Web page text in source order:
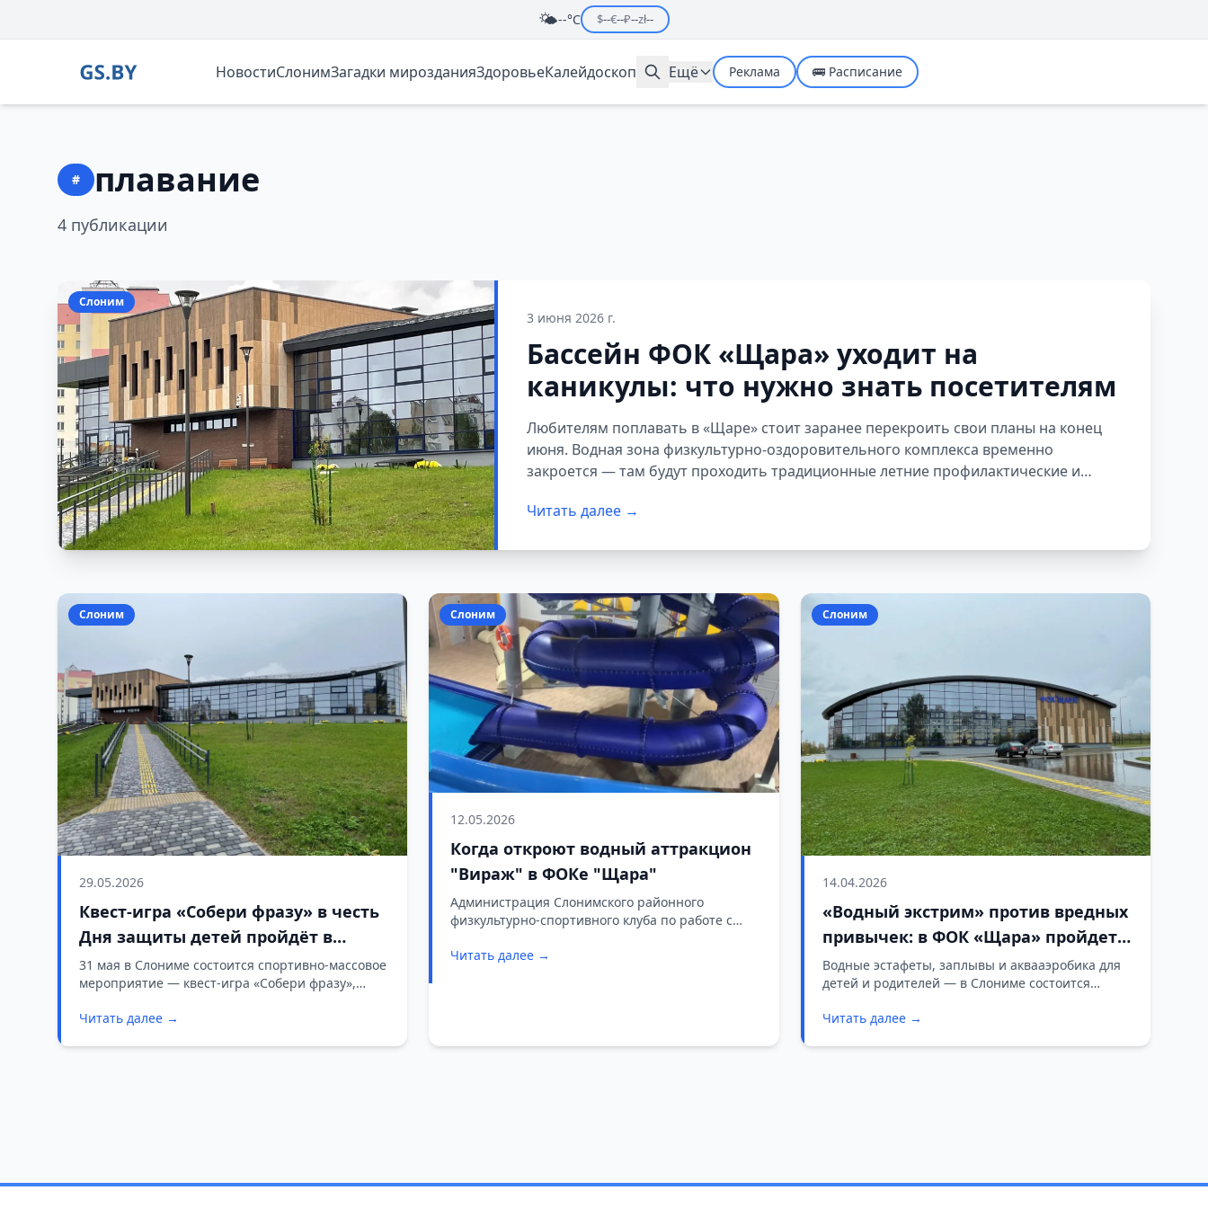
🌤️--°C $--€--₽--zł--
НовостиСлонимЗагадки мирозданияЗдоровьеКалейдоскоп Ещё Реклама 🚌 Расписание
# плавание
4 публикации
Слоним
3 июня 2026 г.
Бассейн ФОК «Щара» уходит на
каникулы: что нужно знать посетителям
Любителям поплавать в «Щаре» стоит заранее перекроить свои планы на конец
июня. Водная зона физкультурно-оздоровительного комплекса временно
закроется — там будут проходить традиционные летние профилактические и
Читать далее →
Слоним
29.05.2026
Квест-игра «Собери фразу» в честь
Дня защиты детей пройдёт в
Слониме
31 мая в Слониме состоится спортивно-массовое
мероприятие — квест-игра «Собери фразу»,
детей. Организаторы приглашают юных
Читать далее →
Слоним
12.05.2026
Когда откроют водный аттракцион
"Вираж" в ФОКе "Щара"
Администрация Слонимского районного
физкультурно-спортивного клуба по работе с
посетителей физкультурно-оздоровительного
Читать далее →
Слоним
14.04.2026
«Водный экстрим» против вредных
привычек: в ФОК «Щара» пройдет
семейный спортивный праздник
Водные эстафеты, заплывы и аквааэробика для
детей и родителей — в Слониме состоится
направленное на профилактику наркомании и
Читать далее →